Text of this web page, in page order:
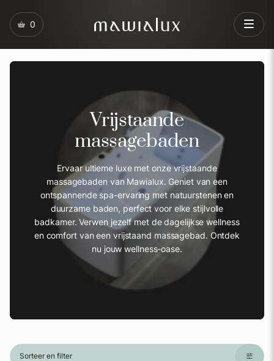
0
Vrijstaande
massagebaden
Ervaar ultieme luxe met onze vrijstaande
massagebaden van Mawialux. Geniet van een
ontspannende spa-ervaring met natuurstenen en
duurzame baden, perfect voor elke stijlvolle
badkamer. Verwen jezelf met de dagelijkse wellness
en comfort van een vrijstaand massagebad. Ontdek
nu jouw wellness-oase.
Sorteer en filter